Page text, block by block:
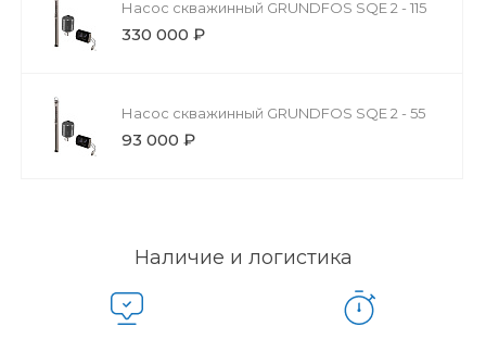
Насос скважинный GRUNDFOS SQE 2 - 115
330 000 ₽
Насос скважинный GRUNDFOS SQE 2 - 55
93 000 ₽
Наличие и логистика